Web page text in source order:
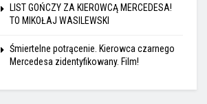
LIST GOŃCZY ZA KIEROWCĄ MERCEDESA!
TO MIKOŁAJ WASILEWSKI
Śmiertelne potrącenie. Kierowca czarnego
Mercedesa zidentyfikowany. Film!